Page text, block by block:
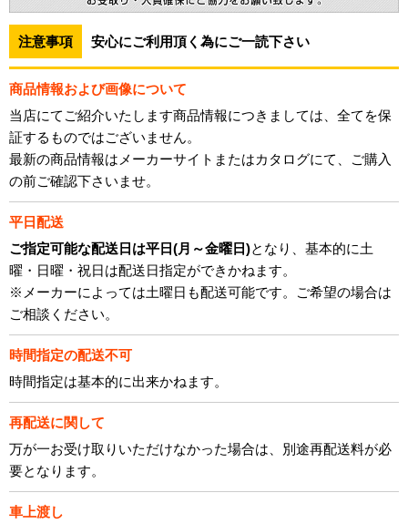
注意事項 安心にご利用頂く為にご一読下さい
商品情報および画像について
当店にてご紹介いたします商品情報につきましては、全てを保
証するものではございません。
最新の商品情報はメーカーサイトまたはカタログにて、ご購入
の前ご確認下さいませ。
平日配送
ご指定可能な配送日は平日(月～金曜日)となり、基本的に土
曜・日曜・祝日は配送日指定ができかねます。
※メーカーによっては土曜日も配送可能です。ご希望の場合は
ご相談ください。
時間指定の配送不可
時間指定は基本的に出来かねます。
再配送に関して
万が一お受け取りいただけなかった場合は、別途再配送料が必
要となります。
車上渡し